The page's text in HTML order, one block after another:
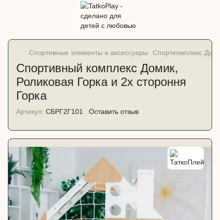
Спортивные элементы и аксессуары Спорткомплекс
Спортивный комплекс Домик,
Роликовая Горка и 2х стороння
Горка
Артикул: СБРГ2Г101 Оставить отзыв